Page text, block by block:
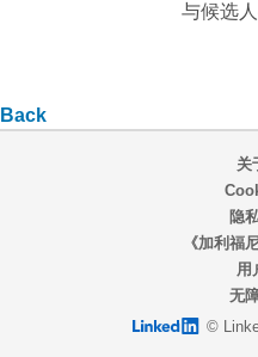
与候选
Back
关
隐
《加利福
用
无
LinkedIn logo
©